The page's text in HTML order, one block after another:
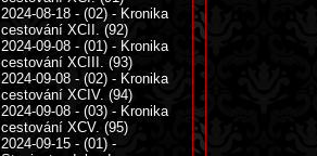
2024-08-18 - (02) - Kronika
cestování XCII. (92)
2024-09-08 - (01) - Kronika
cestování XCIII. (93)
2024-09-08 - (02) - Kronika
cestování XCIV. (94)
2024-09-08 - (03) - Kronika
cestování XCV. (95)
2024-09-15 - (01) -